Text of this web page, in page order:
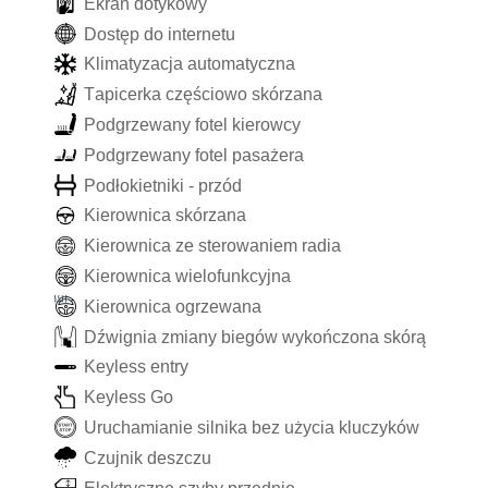
Dostęp do internetu
K imatyzacja automatyczna
Tapicerka częściowo skórzana
Podgrzewany fote kierowcy
Podgrzewany fote pasażera
Podłokietniki - przód
Kierownica skórzana
Kierownica ze sterowaniem radia
Kierownica wie ofunkcyjna
Kierownica ogrzewana
Dźwignia zmiany biegów wykończona skórą
Key ess entry
Key ess Go
Uruchamianie si nika bez użycia k uczyków
Czujnik deszczu